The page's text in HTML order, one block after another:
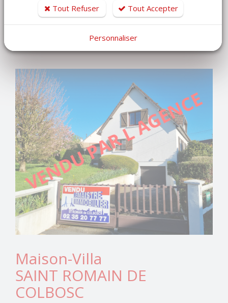
Plain-pied...
DÉTAIL MAISON-VILLA
Maison-Villa
SAINT ROMAIN DE
COLBOSC
Tout Refuser Tout Accepter
Personnaliser